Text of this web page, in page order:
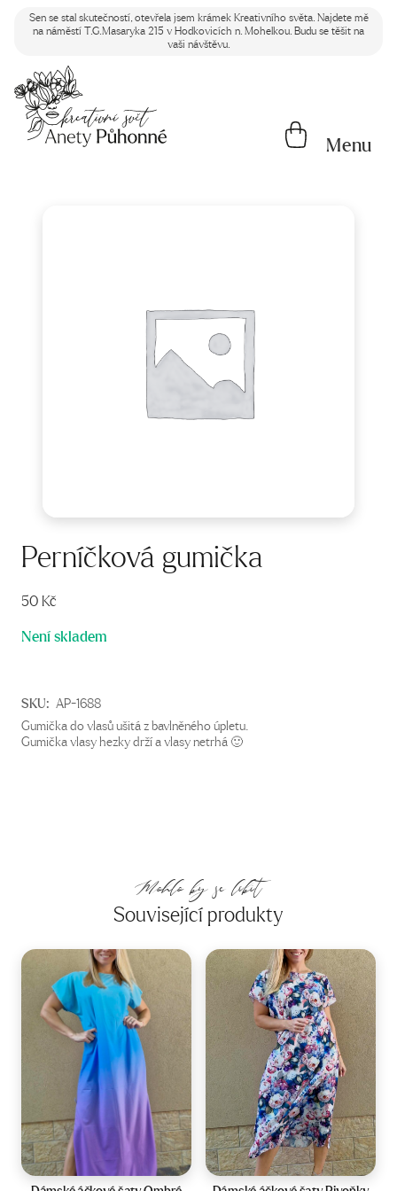
Sen se stal skutečností, otevřela jsem krámek Kreativního světa. Najdete mě
na náměstí T.G.Masaryka 215 v Hodkovicích n. Mohelkou. Budu se těšit na
vaši návštěvu.
Menu
Perníčková gumička
50 Kč
Není skladem
SKU: AP-1688
Gumička do vlasů ušitá z bavlněného úpletu.
Gumička vlasy hezky drží a vlasy netrhá 🙂
Mohlo by se líbit
Související produkty
Velikost: Velikost:40-44